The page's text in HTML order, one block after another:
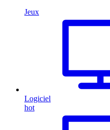
Jeux
Logiciel
hot